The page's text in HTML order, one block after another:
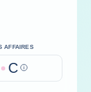
AFFAIRES
C Help